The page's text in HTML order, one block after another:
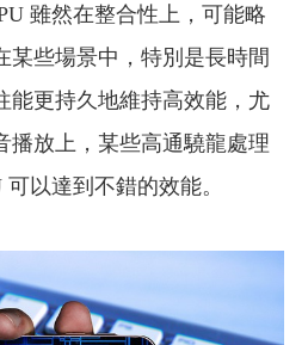
雖然在整合性上，可能略
某些場景中，特別是長時間
能更持久地維持高效能，尤
播放上，某些高通驍龍處理
以達到不錯的效能。